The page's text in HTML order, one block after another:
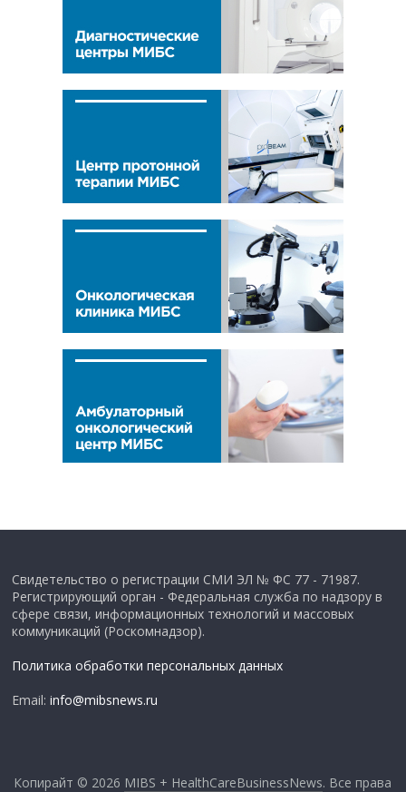
Свидетельство о регистрации СМИ ЭЛ № ФС 77 - 71987.
Регистрирующий орган - Федеральная служба по надзору в
сфере связи, информационных технологий и массовых
коммуникаций (Роскомнадзор).
Политика обработки персональных данных
Email:info@mibsnews.ru
Копирайт © 2026 MIBS + HealthCareBusinessNews. Все права